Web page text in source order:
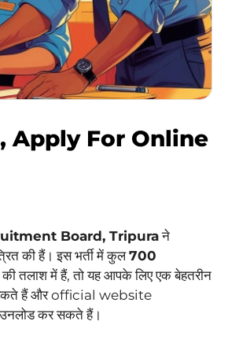
Apply For Online
Board, Tripuraने
की हैं। इस भर्ती में कुल700
की तलाश में हैं, तो यह आपके लिए एक बेहतरीन
हैं और official website
कर सकते हैं।